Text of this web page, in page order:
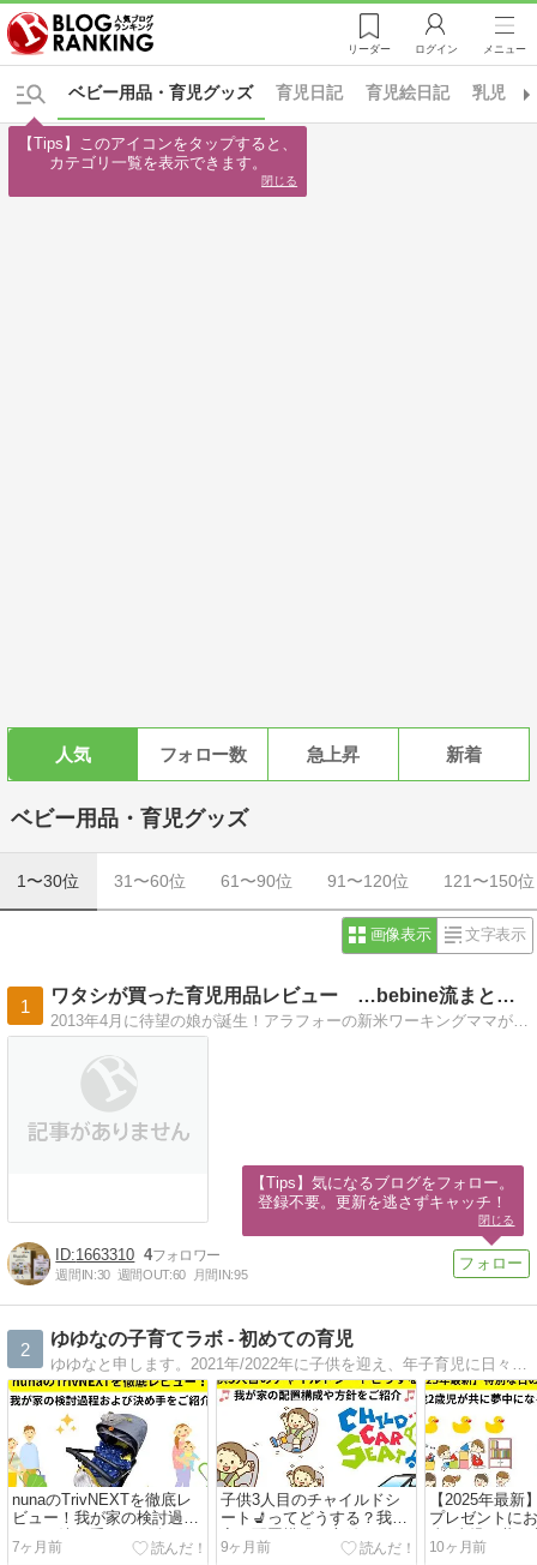
リーダー ログイン メニュー
育児日記 育児絵日記 乳児
ベビー用品・育児グッズ
人気 フォロー数 急上昇 新着
ベビー用品・育児グッズ
1〜30位 31〜60位 61〜90位 91〜120位 121〜150位
画像表示 文字表示
1
ワタシが買った育児用品レビュー …bebine流まとめ…
2013年4月に待望の娘が誕生！アラフォーの新米ワーキングママが、育児グッズやこども服など、実際に買った・使った経験談を綴ります。
1663310 4
週間IN:30 週間OUT:60 月間IN:95
2
ゆゆなの子育てラボ - 初めての育児
nunaのTrivNEXTを徹底レ
ビュー！我が家の検討過程
および決め手をご紹介
【PR】
7ヶ月前
子供3人目のチャイルドシ
ート💺ってどうする？我が
家の配置構成や方針をご紹
介🚗【PR】
9ヶ月前
【2025年最新
プレゼントに
歳2歳児が共
室内おもちゃ5
10ヶ月前
【Tips】このアイコンをタップすると、
カテゴリ一覧を表示できます。
閉じる
【Tips】気になるブログをフォロー。
登録不要。更新を逃さずキャッチ！
閉じる